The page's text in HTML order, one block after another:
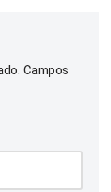
Campos